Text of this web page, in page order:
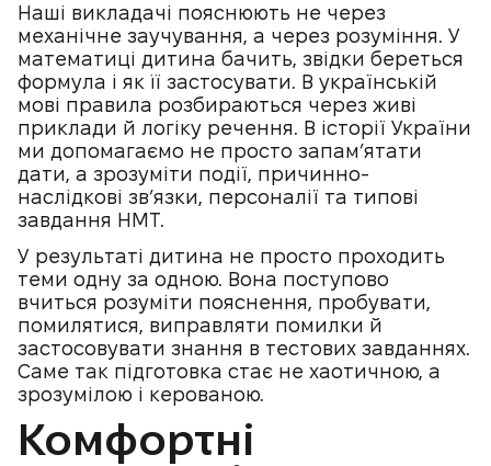
Наші викладачі пояснюють не через
механічне заучування, а через розуміння. У
математиці дитина бачить, звідки береться
формула і як її застосувати. В українській
мові правила розбираються через живі
приклади й логіку речення. В історії України
ми допомагаємо не просто запам’ятати
дати, а зрозуміти події, причинно-
наслідкові зв’язки, персоналії та типові
завдання НМТ.
У результаті дитина не просто проходить
теми одну за одною. Вона поступово
вчиться розуміти пояснення, пробувати,
помилятися, виправляти помилки й
застосовувати знання в тестових завданнях.
Саме так підготовка стає не хаотичною, а
зрозумілою і керованою.
Комфортні